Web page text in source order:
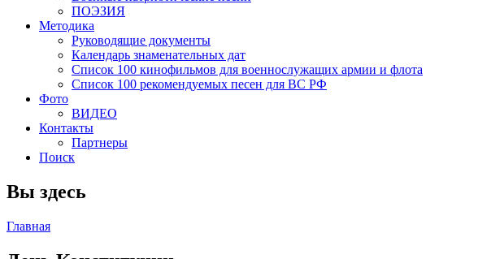
ПОЭЗИЯ
Методика
Руководящие документы
Календарь знаменательных дат
Список 100 кинофильмов для военнослужащих армии и флота
Список 100 рекомендуемых песен для ВС РФ
Фото
ВИДЕО
Контакты
Партнеры
Поиск
Вы здесь
Главная